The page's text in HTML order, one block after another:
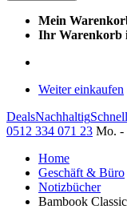
Mein
Ihr Warenkorb
Weiter einkaufen
DealsNachhaltig
0512 334 071 23 Mo. -
Home
Geschäft & Büro
Notizbücher
Bambook